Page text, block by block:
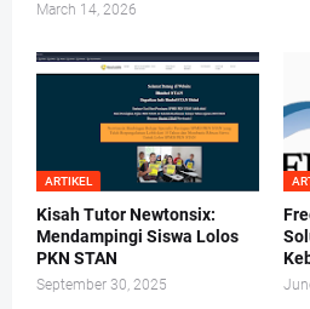
March 14, 2026
ARTIKEL
Kisah Tutor Newtonsix:
Mendampingi Siswa Lolos
PKN STAN
September 30, 2025